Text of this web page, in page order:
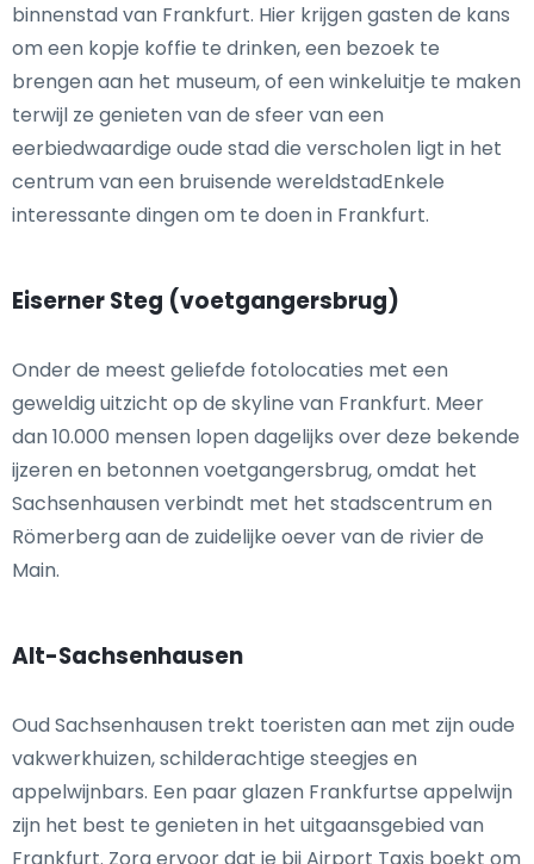
binnenstad van Frankfurt. Hier krijgen gasten de kans
om een kopje koffie te drinken, een bezoek te
brengen aan het museum, of een winkeluitje te maken
terwijl ze genieten van de sfeer van een
eerbiedwaardige oude stad die verscholen ligt in het
centrum van een bruisende wereldstadEnkele
interessante dingen om te doen in Frankfurt.
Eiserner Steg (voetgangersbrug)
Onder de meest geliefde fotolocaties met een
geweldig uitzicht op de skyline van Frankfurt. Meer
dan 10.000 mensen lopen dagelijks over deze bekende
ijzeren en betonnen voetgangersbrug, omdat het
Sachsenhausen verbindt met het stadscentrum en
Römerberg aan de zuidelijke oever van de rivier de
Main.
Alt-Sachsenhausen
Oud Sachsenhausen trekt toeristen aan met zijn oude
vakwerkhuizen, schilderachtige steegjes en
appelwijnbars. Een paar glazen Frankfurtse appelwijn
zijn het best te genieten in het uitgaansgebied van